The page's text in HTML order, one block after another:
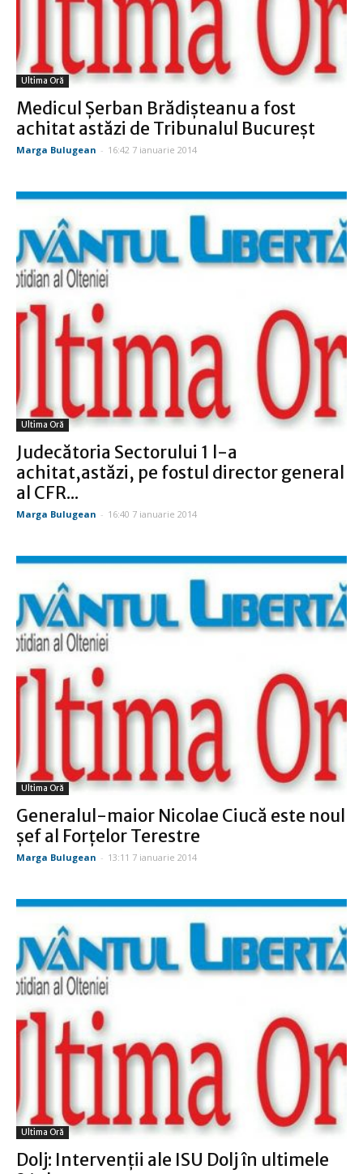
Ultima Oră
Medicul Şerban Brădişteanu a fost
achitat astăzi de Tribunalul Bucureşt
Marga Bulugean - 16:42 7 ianuarie 2014
Ultima Oră
Judecătoria Sectorului 1 l-a
achitat,astăzi, pe fostul director general
al CFR...
Marga Bulugean - 16:40 7 ianuarie 2014
Ultima Oră
Generalul-maior Nicolae Ciucă este noul
şef al Forţelor Terestre
Marga Bulugean - 13:11 7 ianuarie 2014
Ultima Oră
Dolj: Intervenții ale ISU Dolj în ultimele